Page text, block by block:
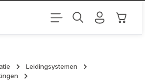
Leidingsystemen